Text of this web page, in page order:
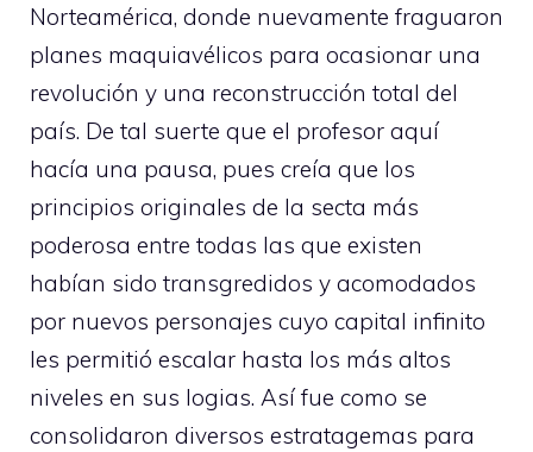
Norteamérica, donde nuevamente fraguaron
planes maquiavélicos para ocasionar una
revolución y una reconstrucción total del
país. De tal suerte que el profesor aquí
hacía una pausa, pues creía que los
principios originales de la secta más
poderosa entre todas las que existen
habían sido transgredidos y acomodados
por nuevos personajes cuyo capital infinito
les permitió escalar hasta los más altos
niveles en sus logias. Así fue como se
consolidaron diversos estratagemas para